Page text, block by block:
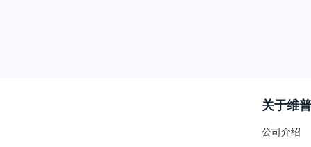
关于维普
公司介绍